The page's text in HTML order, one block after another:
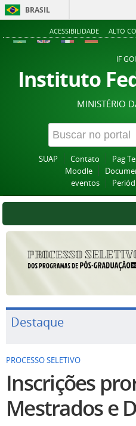
BRASIL
ACESSIBILIDADE ALTO
IF
Instituto
MINISTÉRIO
SUAP Contato Pag
Moodle
eventos
Destaque
PROCESSO SELETIVO
Inscrições
Mestrados e